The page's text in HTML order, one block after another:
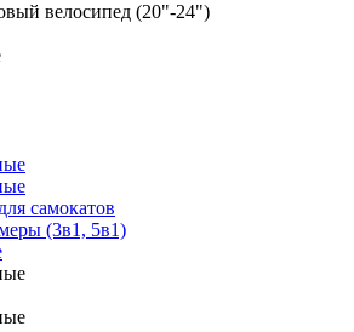
велосипед (20"-24")
самокатов
(3в1, 5в1)